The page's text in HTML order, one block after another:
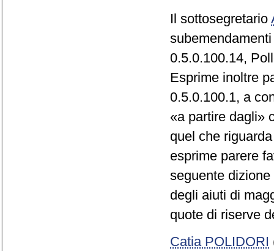
Il sottosegretario
0.5.0.100.14,
Esprime inoltre
0.5.0.100.1, a
«a partire dagli»
quel che
esprime parere
seguente
degli aiuti di
quote di riserve
Catia POLIDORI